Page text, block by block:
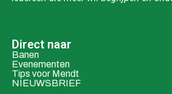
Direct naar
Banen
Evenementen
Tips voor Mendt
NIEUWSBRIEF